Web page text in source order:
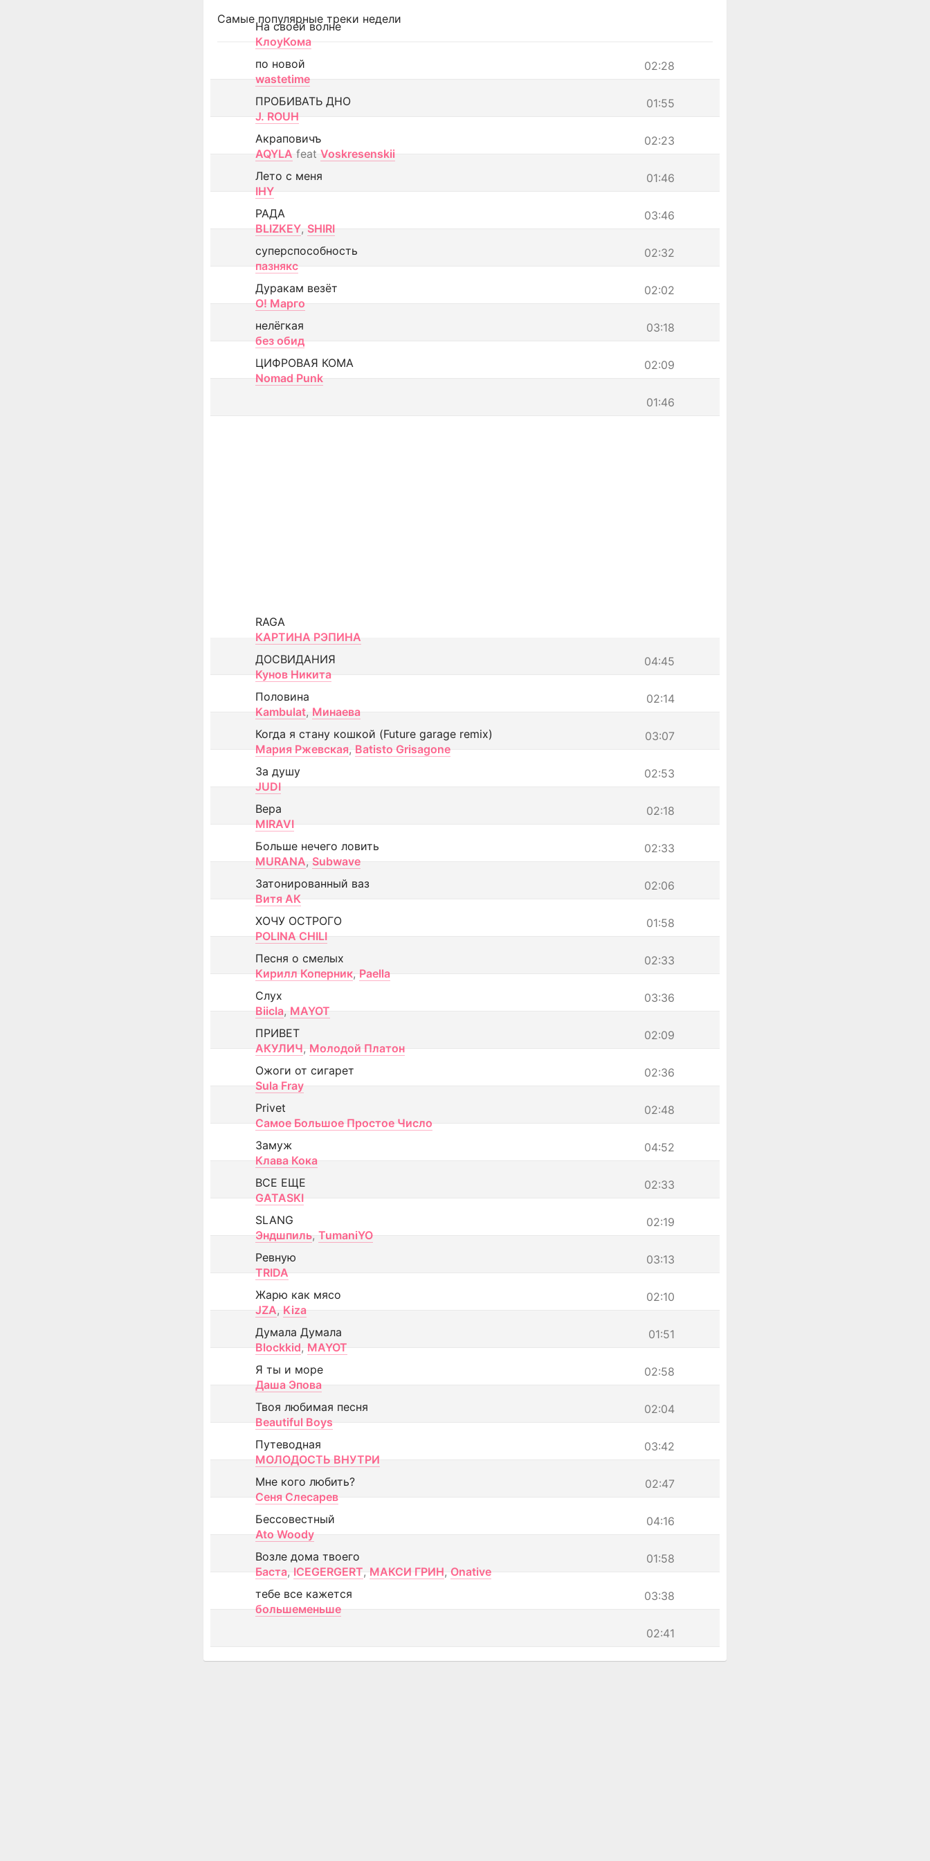
Самые популярные треки недели
На своей волне
КлоуКома
02:28
по новой
wastetime
01:55
ПРОБИВАТЬ ДНО
J. ROUH
02:23
Акраповичъ
AQYLA feat Voskresenskii
01:46
Лето с меня
IHY
03:46
РАДА
BLIZKEY, SHIRI
02:32
суперспособность
пазнякс
02:02
Дуракам везёт
О! Марго
03:18
нелёгкая
без обид
02:09
ЦИФРОВАЯ КОМА
Nomad Punk
01:46
RAGA
КАРТИНА РЭПИНА
04:45
ДОСВИДАНИЯ
Кунов Никита
02:14
Половина
Kambulat, Минаева
03:07
Когда я стану кошкой (Future garage remix)
Мария Ржевская, Batisto Grisagone
02:53
За душу
JUDI
02:18
Вера
MIRAVI
02:33
Больше нечего ловить
MURANA, Subwave
02:06
Затонированный ваз
Витя АК
01:58
ХОЧУ ОСТРОГО
POLINA CHILI
02:33
Песня о смелых
Кирилл Коперник, Paella
03:36
Слух
Biicla, MAYOT
02:09
ПРИВЕТ
АКУЛИЧ, Молодой Платон
02:36
Ожоги от сигарет
Sula Fray
02:48
Privet
Самое Большое Простое Число
04:52
Замуж
Клава Кока
02:33
ВСЕ ЕЩЕ
GATASKI
02:19
SLANG
Эндшпиль, TumaniYO
03:13
Ревную
TRIDA
02:10
Жарю как мясо
JZA, Kiza
01:51
Думала Думала
Blockkid, MAYOT
02:58
Я ты и море
Даша Эпова
02:04
Твоя любимая песня
Beautiful Boys
03:42
Путеводная
МОЛОДОСТЬ ВНУТРИ
02:47
Мне кого любить?
Сеня Слесарев
04:16
Бессовестный
Ato Woody
01:58
Возле дома твоего
Баста, ICEGERGERT, МАКСИ ГРИН, Onative
03:38
тебе все кажется
большеменьше
02:41